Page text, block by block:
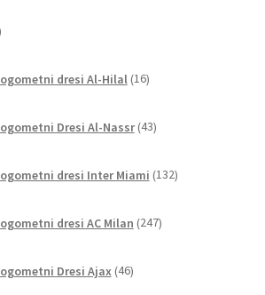
dresi Al-Hilal 16izdelkov
Dresi Al-Nassr 43izdelkov
dresi Inter Miami 132izdelkov
dresi AC Milan 247izdelkov
Dresi Ajax 46izdelkov